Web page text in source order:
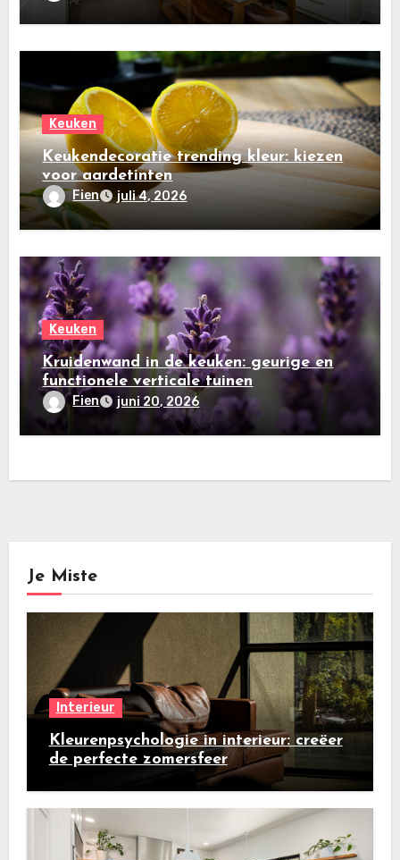
Keuken
Keukendecoratie trending kleur: kiezen
voor aardetinten
Fien juli 4, 2026
Keuken
Kruidenwand in de keuken: geurige en
functionele verticale tuinen
Fien juni 20, 2026
Je Miste
Interieur
Kleurenpsychologie in interieur: creëer
de perfecte zomersfeer